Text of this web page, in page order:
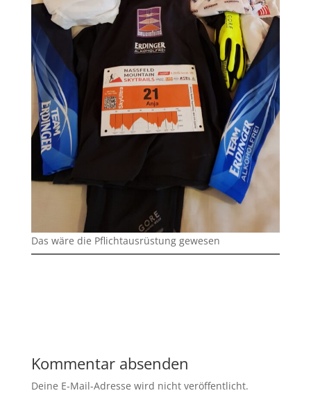
Das wäre die Pflichtausrüstung gewesen
Kommentar absenden
Deine E-Mail-Adresse wird nicht veröffentlicht.